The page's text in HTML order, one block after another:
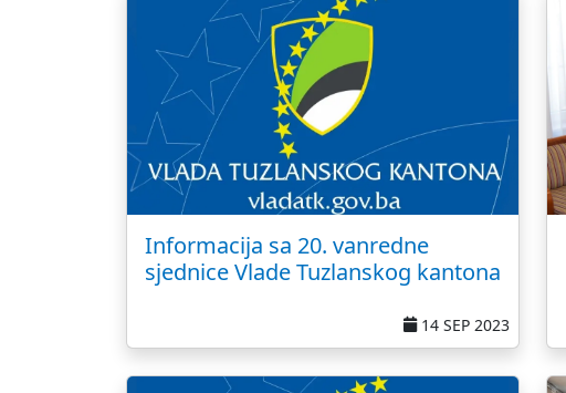
Informacija sa 20. vanredne
sjednice Vlade Tuzlanskog kantona
14 SEP 2023